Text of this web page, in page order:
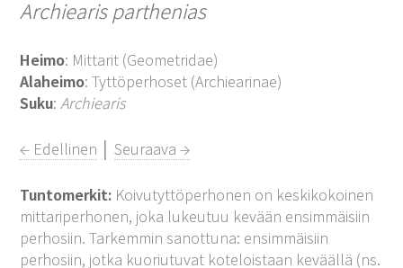
Archiearis parthenias
Heimo: Mittarit (Geometridae)
Alaheimo: Tyttöperhoset (Archiearinae)
Suku:Archiearis
← Edellinen │Seuraava →
Tuntomerkit: Koivutyttöperhonen on keskikokoinen
mittariperhonen, joka lukeutuu kevään ensimmäisiin
perhosiin. Tarkemmin sanottuna: ensimmäisiin
perhosiin, jotka kuoriutuvat koteloistaan keväällä (ns.